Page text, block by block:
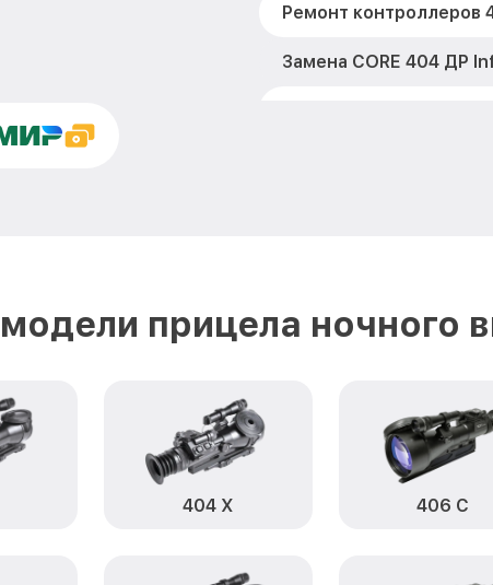
Ремонт контроллеров
Замена CORE 404 ДР
Ремонт встроенного
Замена ключей
Ремонт цепи питания
Замена USB порта 404
прицела ночного
404 Х 406 С